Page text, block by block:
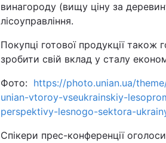
винагороду (вищу ціну за
лісоуправління.
Покупці готової продукції також
зробити свій вклад у сталу
Фото: https://photo.unian.ua/
unian-vtoroy-vseukrainskiy-
perspektivy-lesnogo-sektora-
Спікери прес-конференції